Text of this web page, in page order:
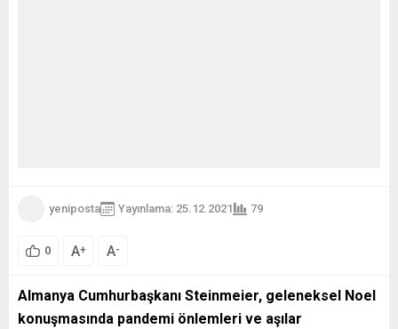
yeniposta Yayınlama: 25.12.2021 79
0 A+ A-
Almanya Cumhurbaşkanı Steinmeier, geleneksel Noel
konuşmasında pandemi önlemleri ve aşılar